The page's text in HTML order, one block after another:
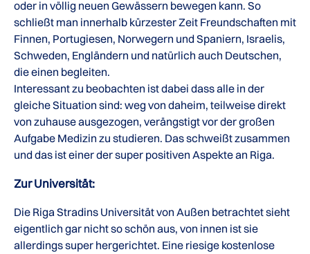
oder in völlig neuen Gewässern bewegen kann. So
schließt man innerhalb kürzester Zeit Freundschaften mit
Finnen, Portugiesen, Norwegern und Spaniern, Israelis,
Schweden, Engländern und natürlich auch Deutschen,
die einen begleiten.
Interessant zu beobachten ist dabei dass alle in der
gleiche Situation sind: weg von daheim, teilweise direkt
von zuhause ausgezogen, verängstigt vor der großen
Aufgabe Medizin zu studieren. Das schweißt zusammen
und das ist einer der super positiven Aspekte an Riga.
Zur Universität:
Die Riga Stradins Universität von Außen betrachtet sieht
eigentlich gar nicht so schön aus, von innen ist sie
allerdings super hergerichtet. Eine riesige kostenlose